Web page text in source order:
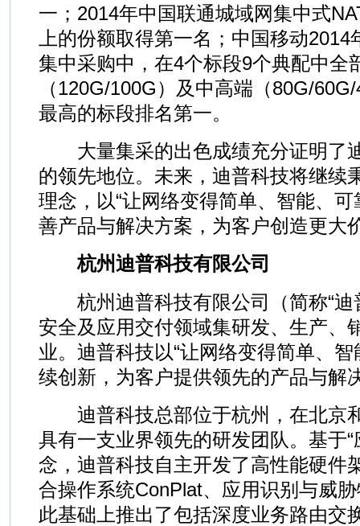
一；2014年中国联通城域网集中式
上的份额取得第一名；中国移动
集中采购中，在4个标段9个典配中全
（120G/100G）及中高端（80G/
最高的标段排名第一。
大量集采的出色成绩充分证明了
的领先地位。未来，迪普科技将继续
理念，以“让网络变得简单、智能、
善产品与解决方案，为客户创造更大
杭州迪普科技有限公司
杭州迪普科技有限公司（简称“迪
安全及应用交付领域集研发、生产、
业。迪普科技以“让网络变得简单、
续创新，为客户提供领先的产品与解
迪普科技总部位于杭州，在北京
具有一支业界领先的研发团队。基于“
念，迪普科技自主开发了高性能硬件
合操作系统ConPlat、应用识别与威
此基础上推出了包括深度业务路由交